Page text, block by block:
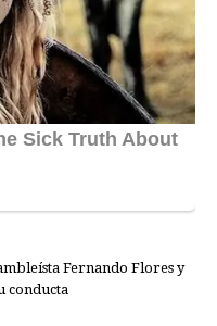
Fernando Flores y
conducta